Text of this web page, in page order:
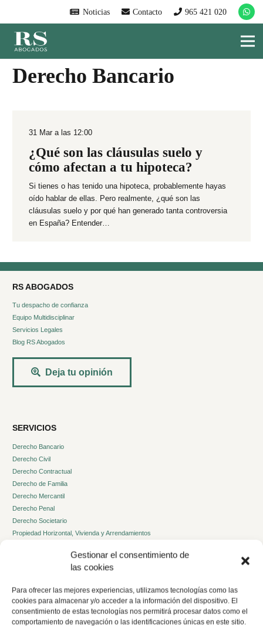
Gestionar el consentimiento de
las cookies
Para ofrecer las mejores experiencias, utilizamos tecnologías como las
cookies para almacenar y/o acceder a la información del dispositivo. El
consentimiento de estas tecnologías nos permitirá procesar datos como el
comportamiento de navegación o las identificaciones únicas en este sitio.
Noticias Contacto 965 421 020
Derecho Bancario
31 Mar a las 12:00
¿Qué son las cláusulas suelo y
cómo afectan a tu hipoteca?
Si tienes o has tenido una hipoteca, probablemente hayas
oído hablar de ellas. Pero realmente, ¿qué son las
cláusulas suelo y por qué han generado tanta controversia
en España? Entender…
RS ABOGADOS
Tu despacho de confianza
Equipo Multidisciplinar
Servicios Legales
Blog RS Abogados
Deja tu opinión
SERVICIOS
Derecho Bancario
Derecho Civil
Derecho Contractual
Derecho de Familia
Derecho Mercantil
Derecho Penal
Derecho Societario
Propiedad Horizontal, Vivienda y Arrendamientos
Otras especialidades
CONTACTO
Centro de Negocios l’Aljub